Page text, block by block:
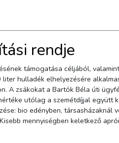
rendje
támogatása céljából,
hulladék elhelyezésére
A zsákokat a Bartók Béla úti
utólag a szemétdíjjal együtt